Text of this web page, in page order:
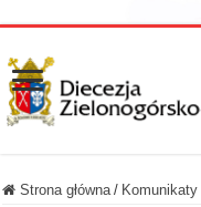
Strona główna /